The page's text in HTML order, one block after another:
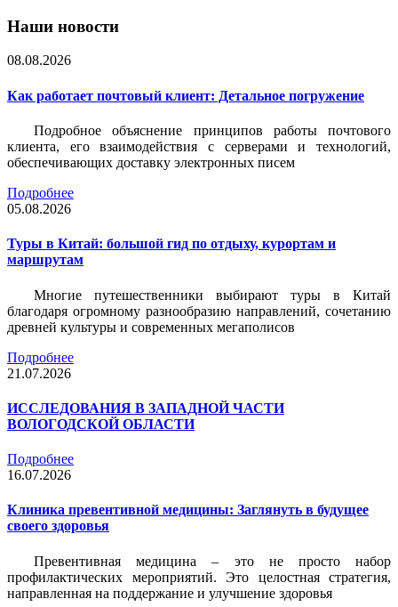
Наши новости
08.08.2026
Как работает почтовый клиент: Детальное погружение
Подробное объяснение принципов работы почтового
клиента, его взаимодействия с серверами и технологий,
обеспечивающих доставку электронных писем
Подробнее
05.08.2026
Туры в Китай: большой гид по отдыху, курортам и
маршрутам
Многие путешественники выбирают туры в Китай
благодаря огромному разнообразию направлений, сочетанию
древней культуры и современных мегаполисов
Подробнее
21.07.2026
ИССЛЕДОВАНИЯ В ЗАПАДНОЙ ЧАСТИ
ВОЛОГОДСКОЙ ОБЛАСТИ
Подробнее
16.07.2026
Клиника превентивной медицины: Заглянуть в будущее
своего здоровья
Превентивная медицина – это не просто набор
профилактических мероприятий. Это целостная стратегия,
направленная на поддержание и улучшение здоровья